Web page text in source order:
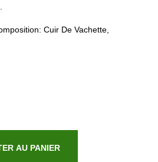
Cuir De Vachette,
AU PANIER